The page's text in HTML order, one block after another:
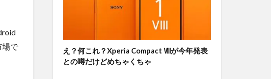
場で
え？何これ？Xperia Compact Ⅷが今年発表
との噂だけどめちゃくちゃ